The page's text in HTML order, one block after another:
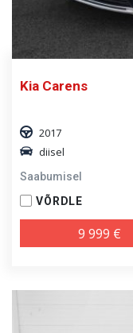
Kia Carens
2017
diisel
Saabumisel
VÕRDLE
9 999 €